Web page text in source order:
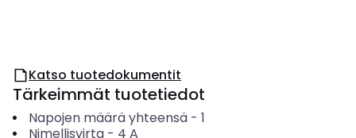
Katso tuotedokumentit
Tärkeimmät tuotetiedot
Napojen määrä yhteensä- 1
Nimellisvirta- 4 A